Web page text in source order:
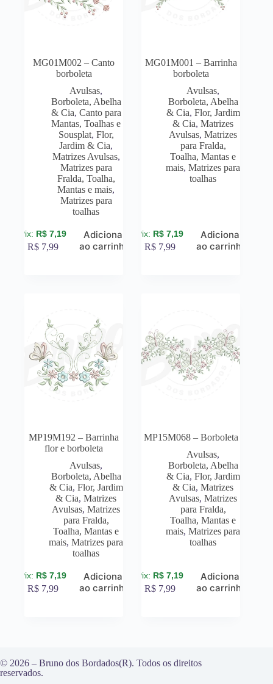
MG01M002 – Canto
borboleta
Avulsas,
Borboleta, Abelha
& Cia, Canto para
Mantas, Toalhas e
Sousplat, Flor,
Jardim & Cia,
Matrizes Avulsas,
Matrizes para
Fralda, Toalha,
Mantas e mais,
Matrizes para
toalhas
R$ 7,19
R$ 7,99
Adicionar
ao carrinho
MG01M001 – Barrinha
borboleta
Avulsas,
Borboleta, Abelha
& Cia, Flor, Jardim
& Cia,Matrizes
Avulsas,Matrizes
para Fralda,
Toalha, Mantas e
mais,Matrizes para
toalhas
R$ 7,19
R$ 7,99
Adicionar
ao carrinho
MP19M192 – Barrinha
flor e borboleta
Avulsas,
Borboleta, Abelha
& Cia, Flor, Jardim
& Cia,Matrizes
Avulsas,Matrizes
para Fralda,
Toalha, Mantas e
mais,Matrizes para
toalhas
R$ 7,19
R$ 7,99
Adicionar
ao carrinho
MP15M068 – Borboleta
Avulsas,
Borboleta, Abelha
& Cia, Flor, Jardim
& Cia,Matrizes
Avulsas,Matrizes
para Fralda,
Toalha, Mantas e
mais,Matrizes para
toalhas
R$ 7,19
R$ 7,99
Adicionar
ao carrinho
© 2026 – Bruno dos Bordados(R). Todos os direitos
reservados.